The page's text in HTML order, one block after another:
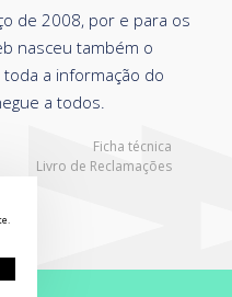
Ficha técnica
Livro de Reclamações
de 2008, por e para os
nasceu também o
a informação do
a todos.